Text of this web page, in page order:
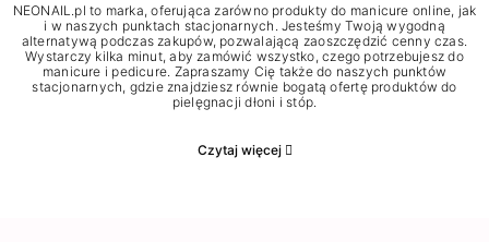
NEONAIL.pl to marka, oferująca zarówno produkty do manicure online, jak
i w naszych punktach stacjonarnych. Jesteśmy Twoją wygodną
alternatywą podczas zakupów, pozwalającą zaoszczędzić cenny czas.
Wystarczy kilka minut, aby zamówić wszystko, czego potrzebujesz do
manicure i pedicure. Zapraszamy Cię także do naszych punktów
stacjonarnych, gdzie znajdziesz równie bogatą ofertę produktów do
pielęgnacji dłoni i stóp.
Czytaj więcej